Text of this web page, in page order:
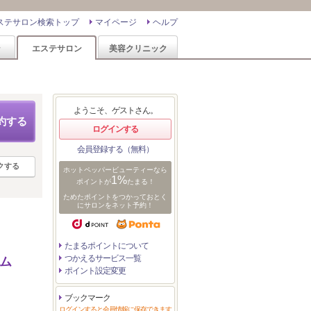
ヘルプ
マイページ
テサロン検索トップ
エステサロン 美容クリニック
する
する
ようこそ、ゲストさん。
ログインする
会員登録する（無料）
ホットペッパービューティーなら
ポイントが1%たまる！
ためたポイントをつかっておとく
にサロンをネット予約！
たまるポイントについて
つかえるサービス一覧
ポイント設定変更
ブックマーク
ログインすると会員情報に保存できます